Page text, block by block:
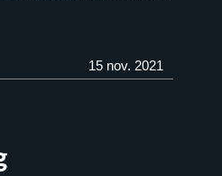
15 nov. 2021